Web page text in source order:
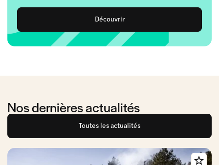
Découvrir
Nos dernières actualités
Toutes les actualités